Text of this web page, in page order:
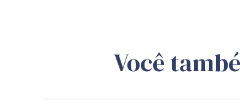
Você